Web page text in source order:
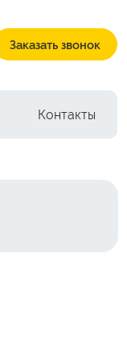
Заказать звонок
Контакты